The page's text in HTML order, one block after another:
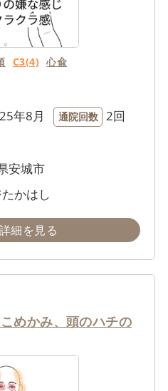
C3(4) 心兪
年8月 通院回数 2回
安城市
かはし
細を見る
めかみ、頭のハチの